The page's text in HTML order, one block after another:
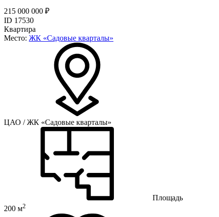
215 000 000 ₽
ID 17530
Квартира
Место: ЖК «Садовые кварталы»
ЦАО / ЖК «Садовые кварталы»
Площадь
200 м2